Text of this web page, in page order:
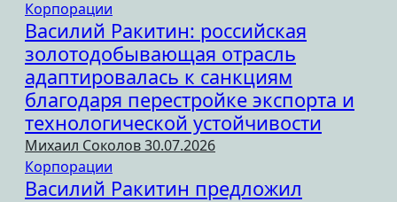
Корпорации
Василий Ракитин: российская
золотодобывающая отрасль
адаптировалась к санкциям
благодаря перестройке экспорта и
технологической устойчивости
Михаил Соколов30.07.2026
Корпорации
Василий Ракитин предложил